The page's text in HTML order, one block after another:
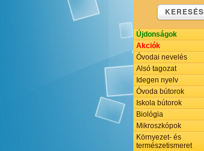
KERESÉS
Újdonságok
Akciók
Óvodai nevelés
Alsó tagozat
Idegen nyelv
Óvoda bútorok
Iskola bútorok
Biológia
Mikroszkópok
Környezet- és
természetismeret